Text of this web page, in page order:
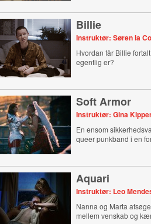
Billie
Instruktør: Søren la
Hvordan får Billie
egentlig er?
Soft Armor
Instruktør: Gina
En ensom
queer punkband i en
Aquari
Instruktør: Leo
Nanna og Marta
mellem venskab og